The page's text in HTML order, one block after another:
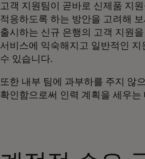
고객 지원팀이 곧바로 신제품 지
적응하도록 하는 방안을 고려해
출시하는 신규 은행의 고객 지원
서비스에 익숙해지고 일반적인
수 있습니다.
또한 내부 팀에 과부하를 주지 않
확인함으로써 인력 계획을 세우